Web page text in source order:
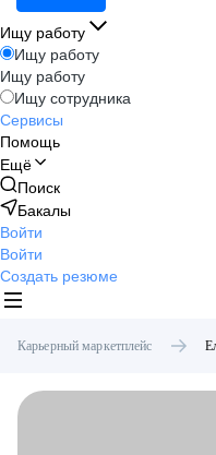
Ищу работу
Ищу работу
Ищу работу
Ищу сотрудника
Сервисы
Помощь
Ещё
Поиск
Бакалы
Войти
Войти
Создать резюме
Карьерный маркетплейс